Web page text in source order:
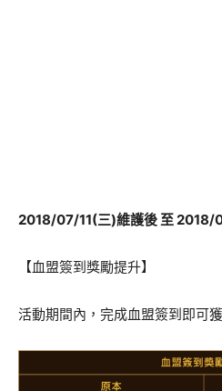
2018/07/11(三)維護後 至
【血盟簽到獎勵提升】
活動期間內，完成血盟簽到即可